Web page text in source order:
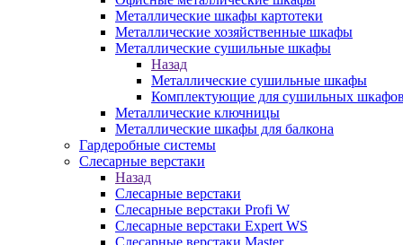
Металлические шкафы картотеки
Металлические хозяйственные шкафы
Металлические сушильные шкафы
Назад
Металлические сушильные шкафы
Комплектующие для сушильных шкафов
Металлические ключницы
Металлические шкафы для балкона
Гардеробные системы
Слесарные верстаки
Назад
Слесарные верстаки
Слесарные верстаки Profi W
Слесарные верстаки Expert WS
Слесарные верстаки Master